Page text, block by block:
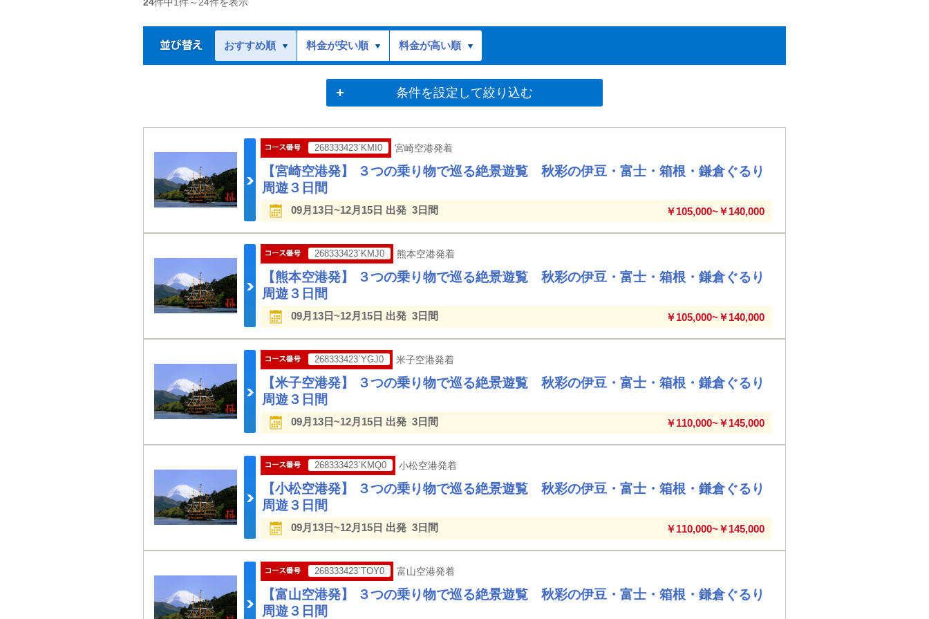
おすすめ順 料金が安い順 料金が高い順
条件を設定して絞り込む
268333423`KMI0 宮崎空港発着
【宮崎空港発】 ３つの乗り物で巡る絶景遊覧 秋彩の伊豆・富士・箱根・鎌倉ぐるり
周遊３日間
09月13日~12月15日 出発 3日間 ￥105,000~￥140,000
268333423`KMJ0 熊本空港発着
【熊本空港発】 ３つの乗り物で巡る絶景遊覧 秋彩の伊豆・富士・箱根・鎌倉ぐるり
周遊３日間
09月13日~12月15日 出発 3日間 ￥105,000~￥140,000
268333423`YGJ0 米子空港発着
【米子空港発】 ３つの乗り物で巡る絶景遊覧 秋彩の伊豆・富士・箱根・鎌倉ぐるり
周遊３日間
09月13日~12月15日 出発 3日間 ￥110,000~￥145,000
268333423`KMQ0 小松空港発着
【小松空港発】 ３つの乗り物で巡る絶景遊覧 秋彩の伊豆・富士・箱根・鎌倉ぐるり
周遊３日間
09月13日~12月15日 出発 3日間 ￥110,000~￥145,000
268333423`TOY0 富山空港発着
【富山空港発】 ３つの乗り物で巡る絶景遊覧 秋彩の伊豆・富士・箱根・鎌倉ぐるり
周遊３日間